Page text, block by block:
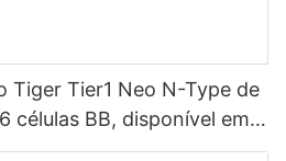
Tiger Tier1 Neo N-Type de
células BB, disponível em
W, 630 W e 650 W.